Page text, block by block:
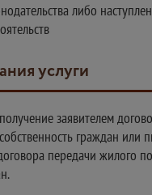
либо
услуги
заявителем
граждан или
передачи жилого